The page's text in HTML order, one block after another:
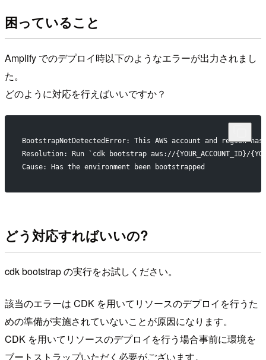
困っていること
Amplify でのデプロイ時以下のようなエラーが出力されまし
た。
どのように対応を行えばいいですか？
BootstrapNotDetectedError: This AWS account and region
Resolution: Run `cdk bootstrap aws://{YOUR_ACCOUNT_ID}/
Cause: Has the environment been bootstrapped
どう対応すればいいの?
cdk bootstrap の実行をお試しください。
該当のエラーは CDK を用いてリソースのデプロイを行うた
めの準備が実施されていないことが原因になります。
CDK を用いてリソースのデプロイを行う場合事前に環境を
ブートストラップいただく必要がございます。